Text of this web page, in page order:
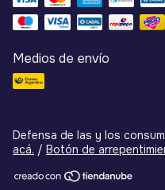
Medios de envío
Defensa de las y los
acá. / Botón de